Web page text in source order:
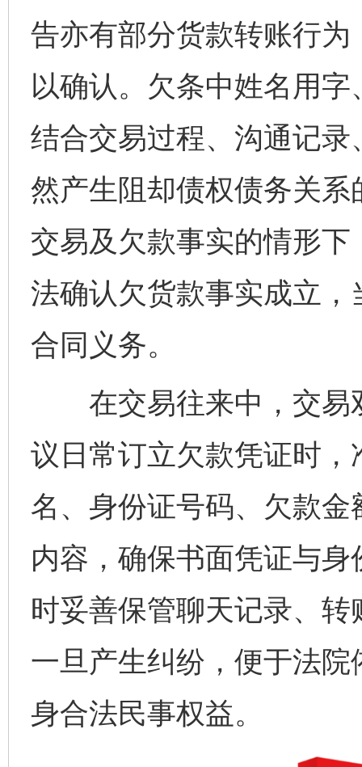
告亦有部分货款转账行
以确认。欠条中姓名用
结合交易过程、沟通记
然产生阻却债权债务关
交易及欠款事实的情形
法确认欠货款事实成立
合同义务。
在交易往来中，交易
议日常订立欠款凭证时
名、身份证号码、欠款
内容，确保书面凭证与
时妥善保管聊天记录、
一旦产生纠纷，便于法
身合法民事权益。